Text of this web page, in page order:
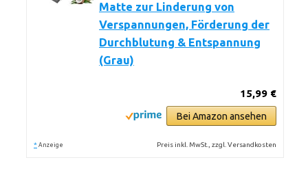
Matte zur Linderung von
Verspannungen, Förderung der
Durchblutung & Entspannung
(Grau)
15,99 €
Bei Amazon ansehen
* Anzeige Preis inkl. MwSt., zzgl. Versandkosten